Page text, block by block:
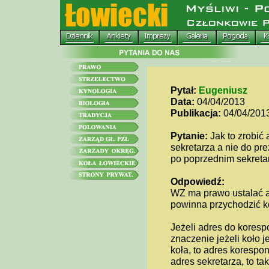
Pytał: Eugeniusz
Data: 04/04/2013
Publikacja: 04/04/
Pytanie: Jak to zrobić
sekretarza a nie do
po poprzednim
Odpowiedź:
WZ ma prawo ustalać
powinna przychodzić
Jeżeli adres do
znaczenie jeżeli koło
koła, to adres
adres sekretarza, to